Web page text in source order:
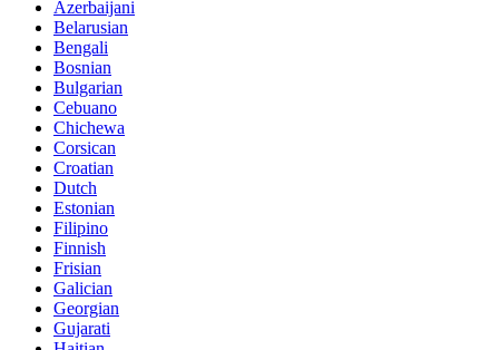
Azerbaijani
Belarusian
Bengali
Bosnian
Bulgarian
Cebuano
Chichewa
Corsican
Croatian
Dutch
Estonian
Filipino
Finnish
Frisian
Galician
Georgian
Gujarati